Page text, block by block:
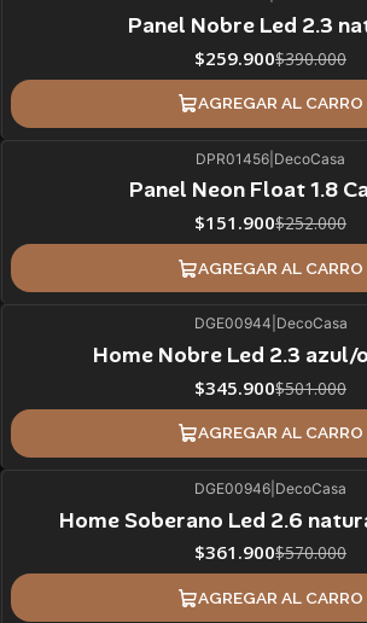
Panel Nobre Led 2.3
$259.900$390.000
AGREGAR AL CARRO
DPR01456 DecoCasa
Panel Neon Float 1.8
$151.900$252.000
AGREGAR AL CARRO
DGE00944 DecoCasa
Home Nobre Led 2.3
$345.900$501.000
AGREGAR AL CARRO
DGE00946 DecoCasa
Home Soberano Led 2.6
$361.900$570.000
AGREGAR AL CARRO